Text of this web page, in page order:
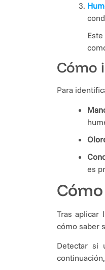
Cómo
Para
es
Tras aplicar
cómo saber
Detectar si